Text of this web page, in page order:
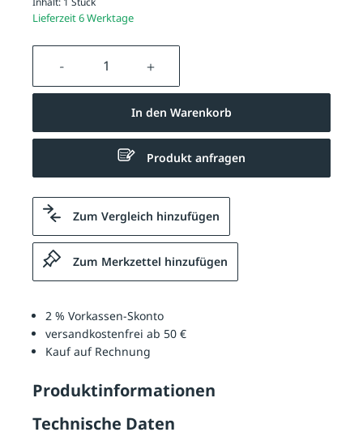
Lieferzeit 6 Werktage
Produkt Anzahl: Gib den
In den Warenkorb
Produkt anfragen
Zum Vergleich hinzufügen
Zum Merkzettel hinzufügen
2 % Vorkassen-Skonto
versandkostenfrei ab 50 €
Kauf auf Rechnung
Produktinformationen
Technische Daten